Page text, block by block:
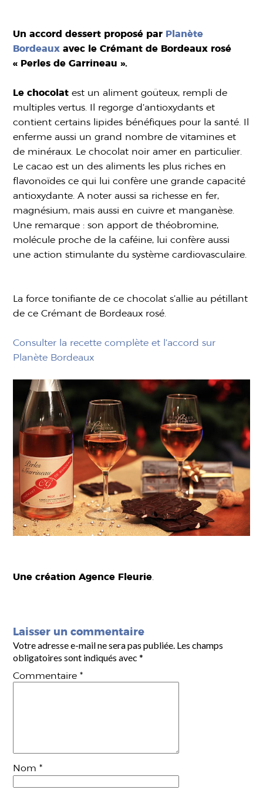
Un accord dessert proposé par Planète
Bordeaux avec le Crémant de Bordeaux rosé
« Perles de Garrineau ».
Le chocolat est un aliment goûteux, rempli de
multiples vertus. Il regorge d’antioxydants et
contient certains lipides bénéfiques pour la santé. Il
enferme aussi un grand nombre de vitamines et
de minéraux. Le chocolat noir amer en particulier.
Le cacao est un des aliments les plus riches en
flavonoïdes ce qui lui confère une grande capacité
antioxydante. A noter aussi sa richesse en fer,
magnésium, mais aussi en cuivre et manganèse.
Une remarque : son apport de théobromine,
molécule proche de la caféine, lui confère aussi
une action stimulante du système cardiovasculaire.
La force tonifiante de ce chocolat s’allie au pétillant
de ce Crémant de Bordeaux rosé.
Consulter la recette complète et l’accord sur
Planète Bordeaux
Une création Agence Fleurie
Laisser un commentaire
Votre adresse e-mail ne sera pas publiée. Les champs
obligatoires sont indiqués avec*
Commentaire*
Nom*